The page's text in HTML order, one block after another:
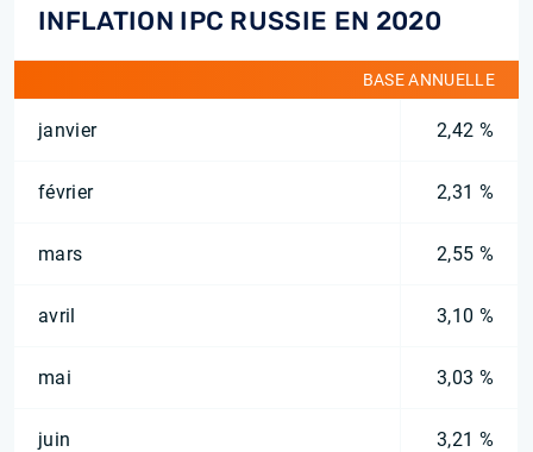
INFLATION IPC RUSSIE EN 2020
BASE ANNUELLE
janvier 2,42 %
février 2,31 %
mars 2,55 %
avril 3,10 %
mai 3,03 %
juin 3,21 %